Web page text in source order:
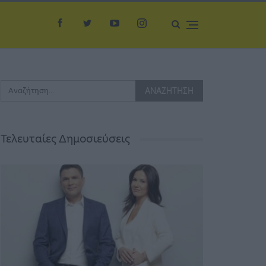
Τελευταίες Δημοσιεύσεις